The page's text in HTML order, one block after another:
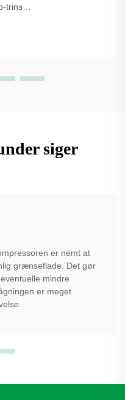
trins
siger
er nemt at
grænseflade. Det gør
mindre
er meget